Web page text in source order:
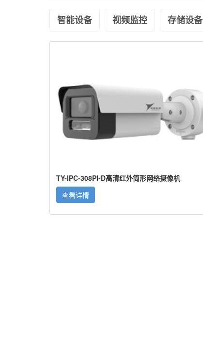
智能设备 视频监控 存储设备
TY-IPC-308PI-D高清红外筒形网络摄像机
查看详情